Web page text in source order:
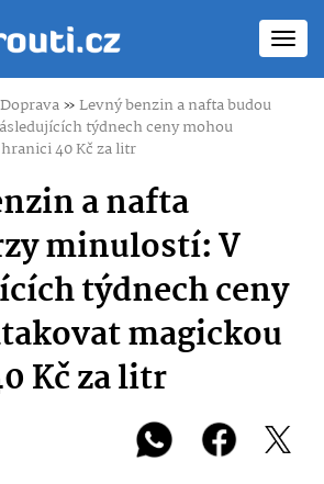
Doprava»Levný benzin a nafta budou
týdnech ceny mohou
40 Kč za litr
a nafta
minulostí: V
týdnech ceny
magickou
Kč za litr